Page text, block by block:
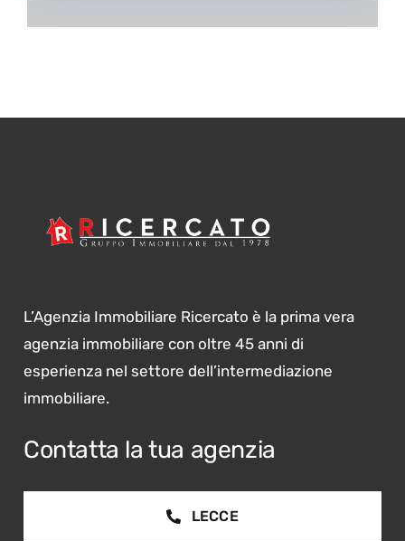
L’Agenzia Immobiliare Ricercato è la prima vera
agenzia immobiliare con oltre 45 anni di
esperienza nel settore dell’intermediazione
immobiliare.
Contatta la tua agenzia
LECCE